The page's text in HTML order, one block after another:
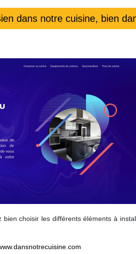
dans notre cuisine, bien
choisir les différents éléments à